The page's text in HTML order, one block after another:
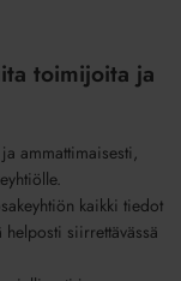
toimijoita ja
ammattimaisesti,
kaikki tiedot
helposti siirrettävässä